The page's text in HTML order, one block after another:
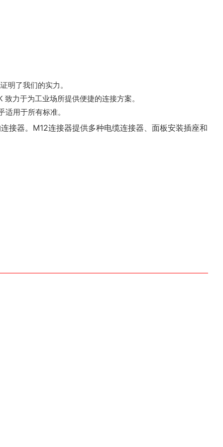
明了我们的实力。
力于为工业场所提供便捷的连接方案。
用于所有标准。
接器。M12连接器提供多种电缆连接器、面板安装插座和